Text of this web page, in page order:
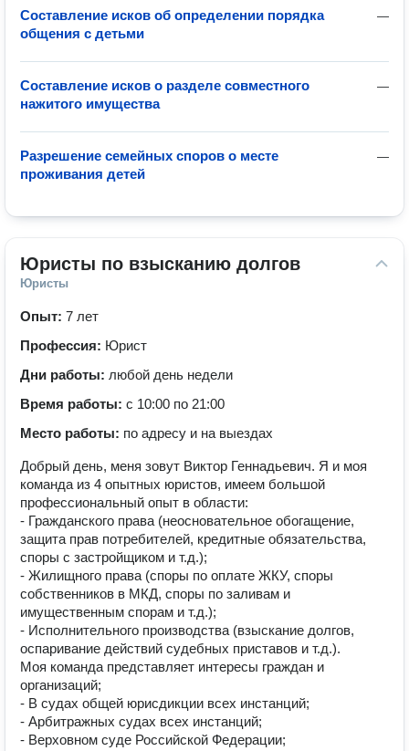
—
Составление исков об определении порядка
общения с детьми
—
Составление исков о разделе совместного
нажитого имущества
—
Разрешение семейных споров о месте
проживания детей
Юристы по взысканию долгов
Юристы
Опыт: 7 лет
Профессия: Юрист
Дни работы: любой день недели
Время работы: с 10:00 по 21:00
Место работы: по адресу и на выездах
Добрый день, меня зовут Виктор Геннадьевич. Я и моя
команда из 4 опытных юристов, имеем большой
профессиональный опыт в области:
- Гражданского права (неосновательное обогащение,
защита прав потребителей, кредитные обязательства,
споры с застройщиком и т.д.);
- Жилищного права (споры по оплате ЖКУ, споры
собственников в МКД, споры по заливам и
имущественным спорам и т.д.);
- Исполнительного производства (взыскание долгов,
оспаривание действий судебных приставов и т.д.).
Моя команда представляет интересы граждан и
организаций;
- В судах общей юрисдикции всех инстанций;
- Арбитражных судах всех инстанций;
- Верховном суде Российской Федерации;